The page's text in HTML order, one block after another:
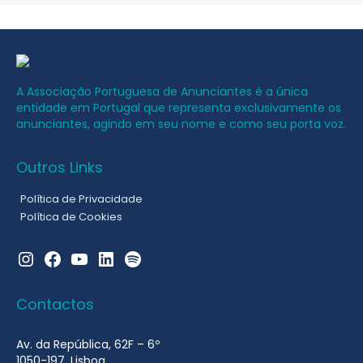
A Associação Portuguesa de Anunciantes é a única
entidade em Portugal que representa exclusivamente os
anunciantes, agindo em seu nome e como seu porta voz.
Outros Links
Política de Privacidade
Política de Cookies
Instagram
FacebookYouTubeLinkedInSpotify
Contactos
Av. da República, 62F – 6º